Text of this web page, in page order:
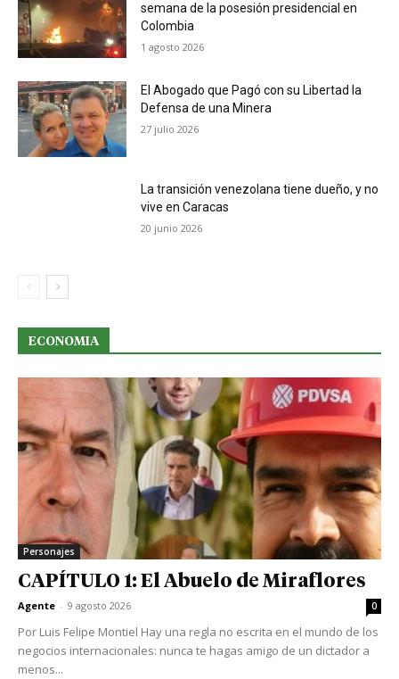
semana de la posesión presidencial en
Colombia
1 agosto 2026
El Abogado que Pagó con su Libertad la
Defensa de una Minera
27 julio 2026
La transición venezolana tiene dueño, y no
vive en Caracas
20 junio 2026
ECONOMIA
Personajes
CAPÍTULO 1: El Abuelo de Miraflores
Agente - 9 agosto 2026 0
Por Luis Felipe Montiel Hay una regla no escrita en el mundo de los
negocios internacionales: nunca te hagas amigo de un dictador a
menos...